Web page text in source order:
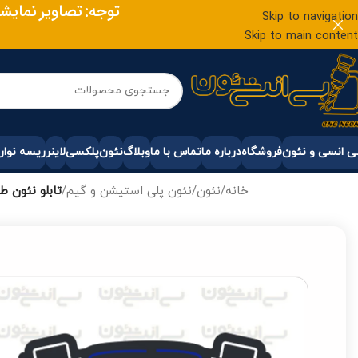
Skip to navigation
Skip to main content
توجه: تصاویر
انسی و نئونفروشگاهدرباره ماتماس با ماوبلاگنئونپلکسیلاینرریسه
خانه/نئون/نئون پلی استیشن و گیم/تابلو